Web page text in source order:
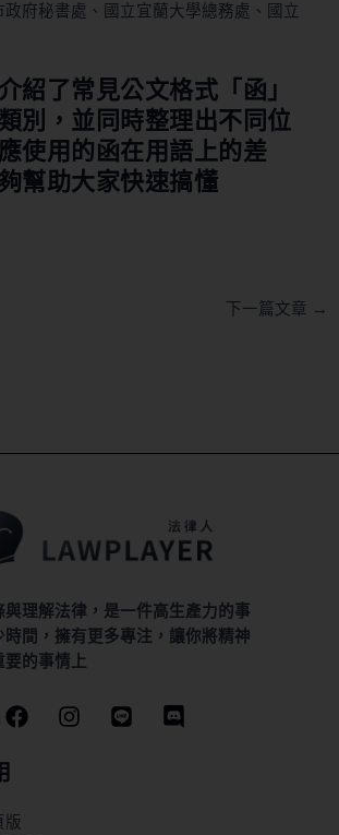
政府秘書處 、 國立宜蘭大學總務處 、 國立
紹了常見公文格式「函」
別，並同時整理出不同位
使用的函在用語上的差
幫助大家快速搞懂
下一篇文章 →
與理解法律，是一件高生產力的事
時間，擁有更多專注，讓你將精神
要的事情上
版